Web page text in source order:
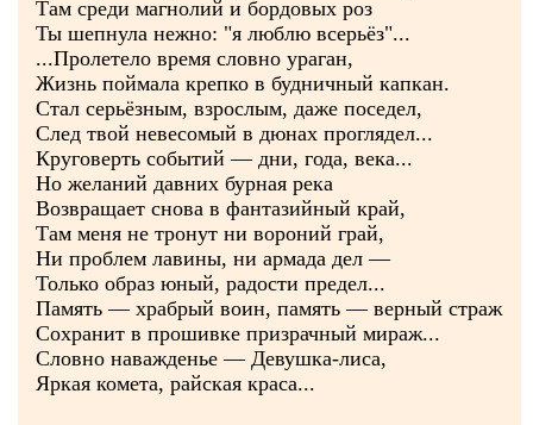
Там среди магнолий и бордовых роз
Ты шепнула нежно: "я люблю всерьёз"...
...Пролетело время словно ураган,
Жизнь поймала крепко в будничный капкан.
Стал серьёзным, взрослым, даже поседел,
След твой невесомый в дюнах проглядел...
Круговерть событий — дни, года, века...
Но желаний давних бурная река
Возвращает снова в фантазийный край,
Там меня не тронут ни вороний грай,
Ни проблем лавины, ни армада дел —
Только образ юный, радости предел...
Память — храбрый воин, память — верный страж
Сохранит в прошивке призрачный мираж...
Словно наважденье — Девушка-лиса,
Яркая комета, райская краса...